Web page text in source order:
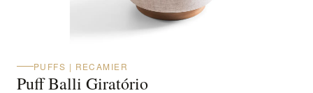
PUFFS | RECAMIER
Puff Balli Giratório